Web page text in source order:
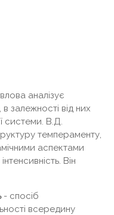
аналізує
залежності від них
системи. В.Д.
темпераменту,
аспектами
Він
- спосіб
всередину